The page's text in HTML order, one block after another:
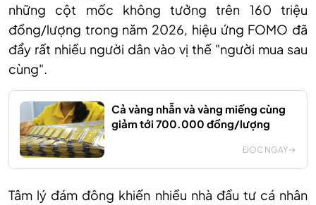
những cột mốc không tưởng trên 160 triệu
đồng/lượng trong năm 2026, hiệu ứng FOMO đã
đẩy rất nhiều người dân vào vị thế "người mua sau
cùng".
Cả vàng nhẫn và vàng miếng cùng
giảm tới 700.000 đồng/lượng
ĐỌC NGAY
Tâm lý đám đông khiến nhiều nhà đầu tư cá nhân